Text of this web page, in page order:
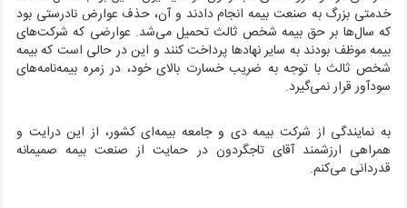
خدمتی بزرگ به صنعت بیمه انجام دادند و آن، حذف عوارض نادرستی بود
که سال‌ها بر حق بیمه شخص ثالث تحمیل می‌شد. عوارضی که شرکت‌های
بیمه موظف بودند به سایر نهادها پرداخت کنند و این در حالی است که بیمه
شخص ثالث با توجه به ضریب خسارت بالای خود، در زمره بیمه‌نامه‌های
سودآور قرار نمی‌گیرد.
به نمایندگی از شرکت بیمه دی و جامعه بیمه‌ای کشور، از این درایت و
همراهی ارزشمند آقای تاجگردون در حمایت از صنعت بیمه صمیمانه
قدردانی می‌کنم.